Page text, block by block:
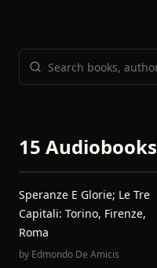
15 Audiobooks
Speranze E Glorie; Le Tre
Capitali: Torino, Firenze,
Roma
by Edmondo De Amicis